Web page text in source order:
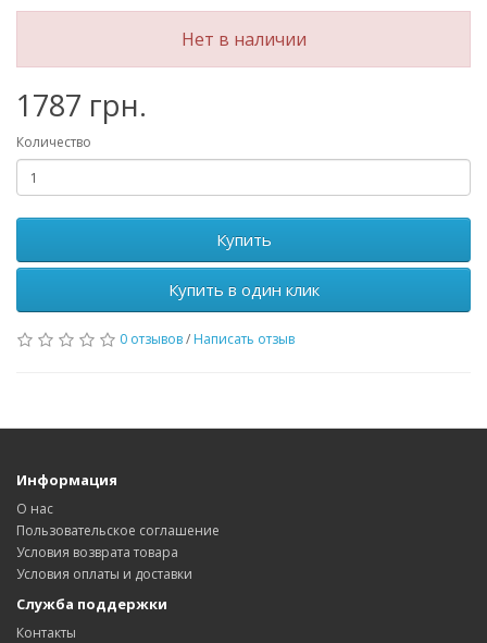
Нет в наличии
1787 грн.
Количество
Купить
Купить в один клик
0 отзывов/ Написать отзыв
Информация
О нас
Пользовательское соглашение
Условия возврата товара
Условия оплаты и доставки
Служба поддержки
Контакты